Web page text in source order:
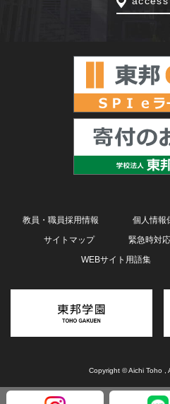
教員・職員採用情報 個人情報
サイトマップ
緊急時対応
WEBサイト用語集
Copyright © Aichi Toho ,